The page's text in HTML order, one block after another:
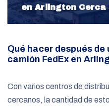
en Arlington Cerca
Qué hacer después
camión FedEx en
Con varios centros de
cercanos, la cantidad de